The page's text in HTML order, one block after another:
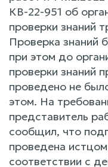
КВ-22-951 об
проверки знаний
Проверка знаний
при этом до
проверки знаний
проведено не
этом. На
представитель
сообщил, что
проведена
соответствии с